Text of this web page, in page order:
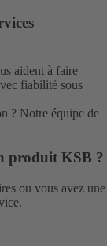
aident à faire
fiabilité sous
? Notre équipe de
produit KSB ?
ou vous avez une